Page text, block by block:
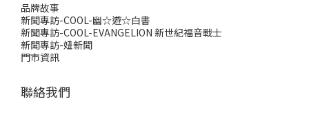
品牌故事
新聞專訪-COOL-幽☆遊☆白書
新聞專訪-COOL-EVANGELION 新世紀福音戰士
新聞專訪-妞新聞
門市資訊
聯絡我們